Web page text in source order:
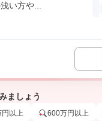
い方や...
ましょう
以上 600万円以上